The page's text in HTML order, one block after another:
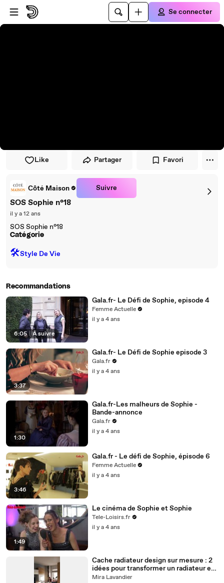
Passer au player
Passer au contenu principal
Se connecter
Like Partager Favori
Côté Maison Suivre
SOS Sophie n°18
il y a 12 ans
SOS Sophie n°18
Catégorie
🛠️Style De Vie
Recommandations
6:05 À suivre
Gala.fr- Le Défi de Sophie, episode 4
Femme Actuelle
il y a 4 ans
3:37
Gala.fr- Le Défi de Sophie episode 3
Gala.fr
il y a 4 ans
1:30
Gala.fr-Les malheurs de Sophie -
Bande-annonce
Gala.fr
il y a 4 ans
3:46
Gala.fr - Le défi de Sophie, épisode 6
Femme Actuelle
il y a 4 ans
1:49
Le cinéma de Sophie et Sophie
Tele-Loisirs.fr
il y a 4 ans
Cache radiateur design sur mesure : 2
idées pour transformer un radiateur en
atout déco
Mira Lavandier